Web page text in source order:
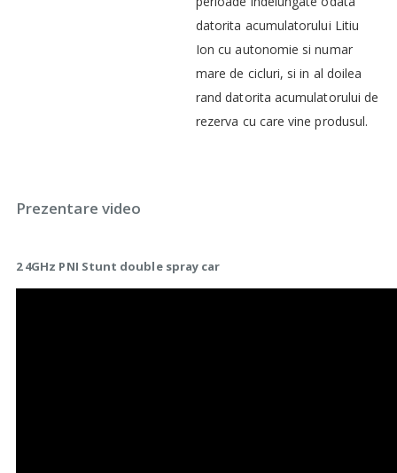
datorita acumulatorului Litiu
Ion cu autonomie si numar
mare de cicluri, si in al doilea
rand datorita acumulatorului de
rezerva cu care vine produsul.
Prezentare video
2 4GHz PNI Stunt double spray car